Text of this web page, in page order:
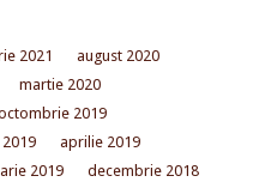
2021
august 2020
martie 2020
2019
aprilie 2019
2019
decembrie 2018